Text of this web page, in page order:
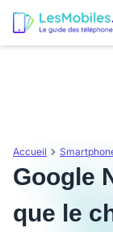
Accueil
Google
que le